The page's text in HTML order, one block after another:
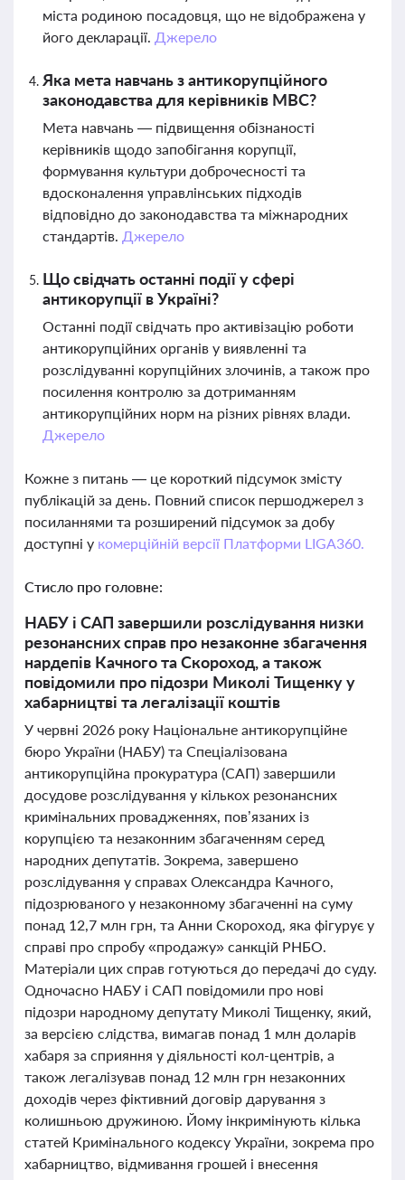
міста родиною посадовця, що не відображена у
його декларації. Джерело
Яка мета навчань з антикорупційного
законодавства для керівників МВС?
Мета навчань — підвищення обізнаності
керівників щодо запобігання корупції,
формування культури доброчесності та
вдосконалення управлінських підходів
відповідно до законодавства та міжнародних
стандартів. Джерело
Що свідчать останні події у сфері
антикорупції в Україні?
Останні події свідчать про активізацію роботи
антикорупційних органів у виявленні та
розслідуванні корупційних злочинів, а також про
посилення контролю за дотриманням
антикорупційних норм на різних рівнях влади.
Джерело
Кожне з питань — це короткий підсумок змісту
публікацій за день. Повний список першоджерел з
посиланнями та розширений підсумок за добу
доступні у комерційній версії Платформи LIGA360.
Стисло про головне:
НАБУ і САП завершили розслідування низки
резонансних справ про незаконне збагачення
нардепів Качного та Скороход, а також
повідомили про підозри Миколі Тищенку у
хабарництві та легалізації коштів
У червні 2026 року Національне антикорупційне
бюро України (НАБУ) та Спеціалізована
антикорупційна прокуратура (САП) завершили
досудове розслідування у кількох резонансних
кримінальних провадженнях, пов’язаних із
корупцією та незаконним збагаченням серед
народних депутатів. Зокрема, завершено
розслідування у справах Олександра Качного,
підозрюваного у незаконному збагаченні на суму
понад 12,7 млн грн, та Анни Скороход, яка фігурує у
справі про спробу «продажу» санкцій РНБО.
Матеріали цих справ готуються до передачі до суду.
Одночасно НАБУ і САП повідомили про нові
підозри народному депутату Миколі Тищенку, який,
за версією слідства, вимагав понад 1 млн доларів
хабаря за сприяння у діяльності кол-центрів, а
також легалізував понад 12 млн грн незаконних
доходів через фіктивний договір дарування з
колишньою дружиною. Йому інкримінують кілька
статей Кримінального кодексу України, зокрема про
хабарництво, відмивання грошей і внесення